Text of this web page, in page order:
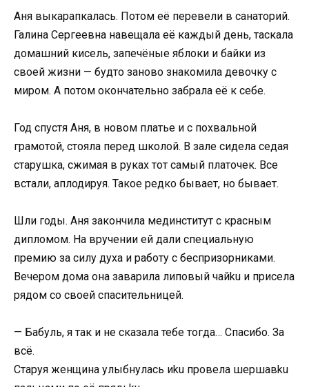
Аня выкарапкалась. Потом её перевели в санаторий.
Галина Сергеевна навещала её каждый день, таскала
домашний кисель, запечёные яблоки и байки из
своей жизни — будто заново знакомила девочку с
миром. А потом окончательно забрала её к себе.
Год спустя Аня, в новом платье и с похвальной
грамотой, стояла перед школой. В зале сидела седая
старушка, сжимая в руках тот самый платочек. Все
встали, аплодируя. Такое редко бывает, но бывает.
Шли годы. Аня закончила мединститут с красным
дипломом. На вручении ей дали специальную
премию за силу духа и работу с беспризорниками.
Вечером дома она заварила липовый чайku и присела
рядом со своей спасительницей.
— Бабуль, я так и не сказала тебе тогда… Спасибо. За
всё.
Старуя женщина улыбнулась иku провела шершавku